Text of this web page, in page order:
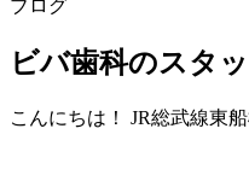
ブログ
ビバ歯科のスタ
こんにちは！ JR総武線東